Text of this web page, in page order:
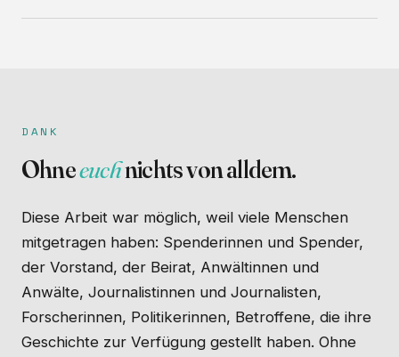
DANK
Ohneeuchnichts von alldem.
Diese Arbeit war möglich, weil viele Menschen
mitgetragen haben: Spenderinnen und Spender,
der Vorstand, der Beirat, Anwältinnen und
Anwälte, Journalistinnen und Journalisten,
Forscherinnen, Politikerinnen, Betroffene, die ihre
Geschichte zur Verfügung gestellt haben. Ohne